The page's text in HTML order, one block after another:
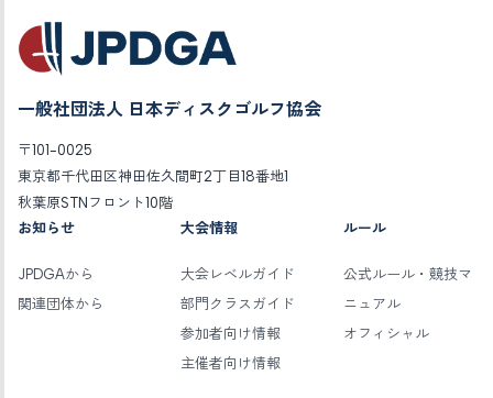
一般社団法人 日本ディスクゴルフ協会
〒101-0025
東京都千代田区神田佐久間町2丁目18番地1
秋葉原STNフロント10階
お知らせ
JPDGAから
関連団体から
大会情報
大会レベルガイド
部門クラスガイド
参加者向け情報
主催者向け情報
ルール
公式ルール・競技マ
ニュアル
オフィシャル